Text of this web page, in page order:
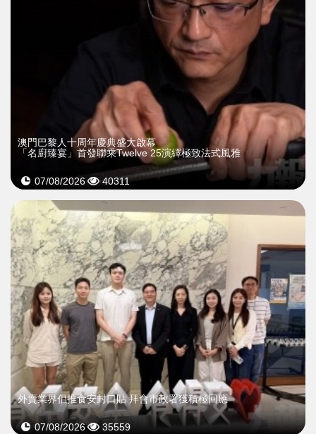
澳門巴黎人十周年慶典盛大啟幕
「名廚臻宴」首發聯乘Twelve 25演繹極致法式風雅
07/08/2026 40311
外賣業界倡推食安封口貼 拜會市政署獲積極回應
07/08/2026 35559